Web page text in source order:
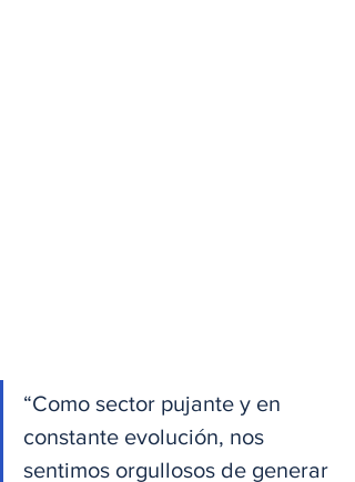
“Como sector pujante y en
constante evolución, nos
sentimos orgullosos de generar